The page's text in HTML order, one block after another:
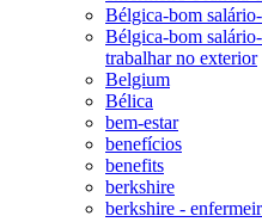
Bélgica-bom
Bélgica-bom
trabalhar no exterior
Belgium
Bélica
bem-estar
benefícios
benefits
berkshire
berkshire -